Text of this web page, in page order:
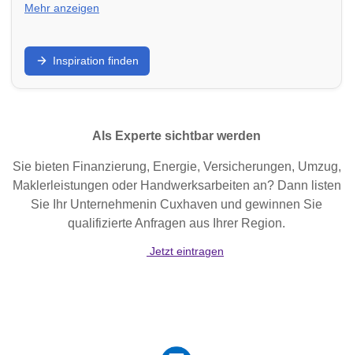
Mehr anzeigen
Schöner wohnen: Finde Möbelhäuser,
Einrichtungsstudios und Deko-Geschäfte in Hannover
für ein gemütliches und stilvolles Zuhause.
Inspiration finden
Als Experte sichtbar werden
Sie bieten Finanzierung, Energie, Versicherungen, Umzug,
Maklerleistungen oder Handwerksarbeiten an? Dann listen
Sie Ihr Unternehmenin Cuxhaven und gewinnen Sie
qualifizierte Anfragen aus Ihrer Region.
Jetzt eintragen